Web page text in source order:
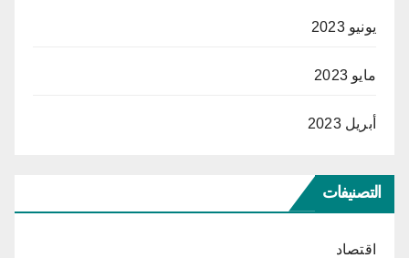
يونيو 2023
مايو 2023
أبريل 2023
التصنيفات
اقتصاد